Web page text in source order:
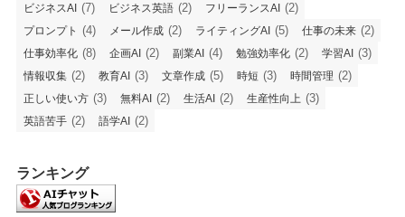
ビジネスAI (7) ビジネス英語 (2) フリーランスAI (2)
プロンプト (4) メール作成 (2) ライティングAI (5) 仕事の未来 (2)
仕事効率化 (8) 企画AI (2) 副業AI (4) 勉強効率化 (2) 学習AI (3)
情報収集 (2) 教育AI (3) 文章作成 (5) 時短 (3) 時間管理 (2)
正しい使い方 (3) 無料AI (2) 生活AI (2) 生産性向上 (3)
英語苦手 (2) 語学AI (2)
ランキング